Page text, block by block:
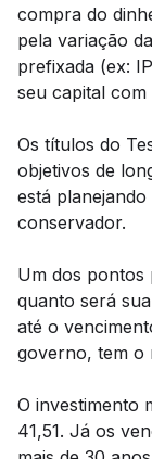
compra do
pela variação
prefixada (ex:
seu capital com
Os títulos do
objetivos de
está
conservador.
Um dos pontos
quanto será
até o
governo, tem o
O investimento
41,51. Já os